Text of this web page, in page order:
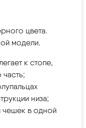
цвета.
модели.
к стопе,
низа;
чешек в одной